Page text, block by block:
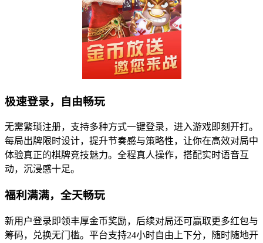
极速登录，自由畅玩
无需繁琐注册，支持多种方式一键登录，进入游戏即刻开打。
每局出牌限时设计，提升节奏感与策略性，让你在高效对局中
体验真正的棋牌竞技魅力。全程真人操作，搭配实时语音互
动，沉浸感十足。
福利满满，全天畅玩
新用户登录即领丰厚金币奖励，后续对局还可赢取更多红包与
筹码，兑换无门槛。平台支持24小时自由上下分，随时随地开